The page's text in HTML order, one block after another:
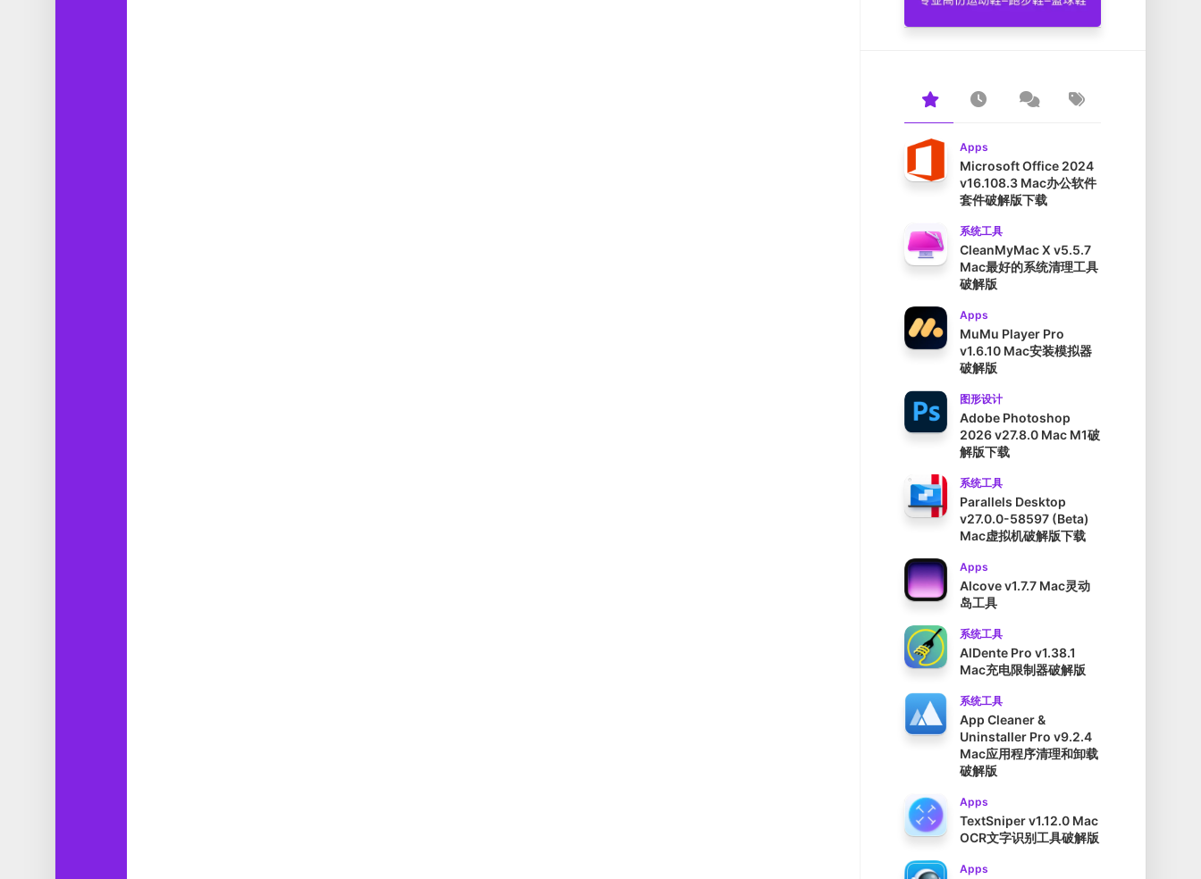
Apps
Microsoft Office 2024
v16.108.3 Mac办公软件
套件破解版下载
系统工具
CleanMyMac X v5.5.7
Mac最好的系统清理工具
破解版
Apps
MuMu Player Pro
v1.6.10 Mac安装模拟器
破解版
图形设计
Adobe Photoshop
2026 v27.8.0 Mac M1破
解版下载
系统工具
Parallels Desktop
v27.0.0-58597 (Beta)
Mac虚拟机破解版下载
Apps
Alcove v1.7.7 Mac灵动
岛工具
系统工具
AlDente Pro v1.38.1
Mac充电限制器破解版
系统工具
App Cleaner &
Uninstaller Pro v9.2.4
Mac应用程序清理和卸载
破解版
Apps
TextSniper v1.12.0 Mac
OCR文字识别工具破解版
Apps